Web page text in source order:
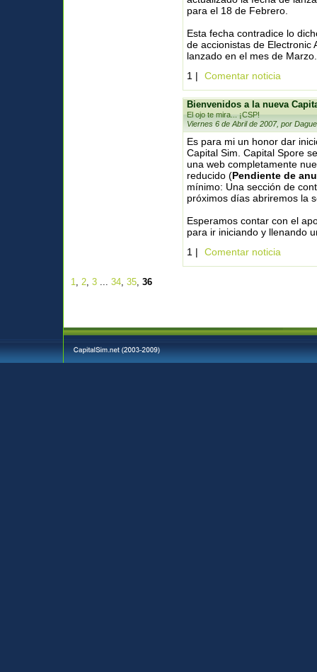
para el 18 de Febrero.
Esta fecha contradice lo
de accionistas de Electronic
lanzado en el mes de Marzo.
1 |
Comentar noticia
Bienvenidos a la nueva
El ojo te mira... ¡CSP!
Viernes 6 de Abril de 2007, por
Es para mi un honor dar
Capital Sim. Capital Spore
una web completamente
reducido (Pendiente de
mínimo: Una sección de
próximos días abriremos la
Esperamos contar con el
para ir iniciando y llenando
1 |
Comentar noticia
1 2 3 34 35 36